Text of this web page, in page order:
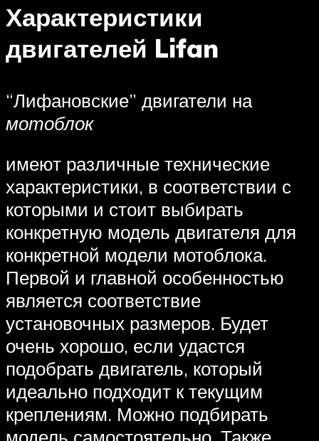
Характеристики
двигателей Lifan
“Лифановские” двигатели на
мотоблок
имеют различные технические
характеристики, в соответствии с
которыми и стоит выбирать
конкретную модель двигателя для
конкретной модели мотоблока.
Первой и главной особенностью
является соответствие
установочных размеров. Будет
очень хорошо, если удастся
подобрать двигатель, который
идеально подходит к текущим
креплениям. Можно подбирать